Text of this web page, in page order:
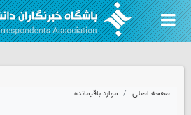
صفحه اصلی موارد باقیمانده